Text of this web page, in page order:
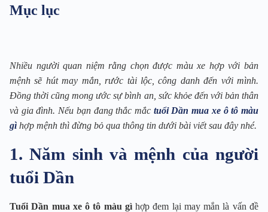
Nhiều người quan niệm rằng chọn được màu xe hợp với bản
mệnh sẽ hút may mắn, rước tài lộc, công danh đến với mình.
Đồng thời cũng mong ước sự bình an, sức khỏe đến với bản thân
và gia đình. Nếu bạn đang thắc mắc tuổi Dần mua xe ô tô màu
gì hợp mệnh thì đừng bỏ qua thông tin dưới bài viết sau đây nhé.
1. Năm sinh và mệnh của người
tuổi Dần
Tuổi Dần mua xe ô tô màu gìhợp đem lại may mắn là vấn đề
Mục lục